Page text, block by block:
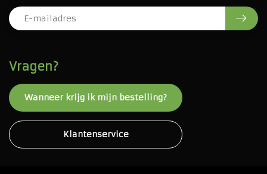
Vragen?
Wanneer krijg ik mijn bestelling?
Klantenservice